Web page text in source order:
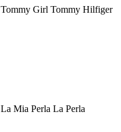
Tommy Girl Tommy Hilfiger
La Mia Perla La Perla